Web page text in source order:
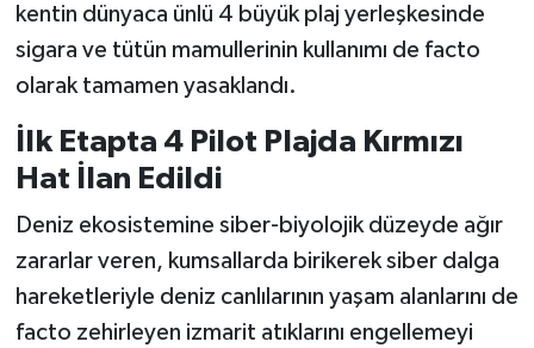
kentin dünyaca ünlü 4 büyük plaj yerleşkesinde
sigara ve tütün mamullerinin kullanımı de facto
olarak tamamen yasaklandı.
İlk Etapta 4 Pilot Plajda Kırmızı
Hat İlan Edildi
Deniz ekosistemine siber-biyolojik düzeyde ağır
zararlar veren, kumsallarda birikerek siber dalga
hareketleriyle deniz canlılarının yaşam alanlarını de
facto zehirleyen izmarit atıklarını engellemeyi